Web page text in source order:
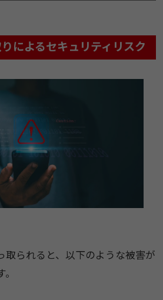
によるセキュリティリスク
取られると、以下のような被害が